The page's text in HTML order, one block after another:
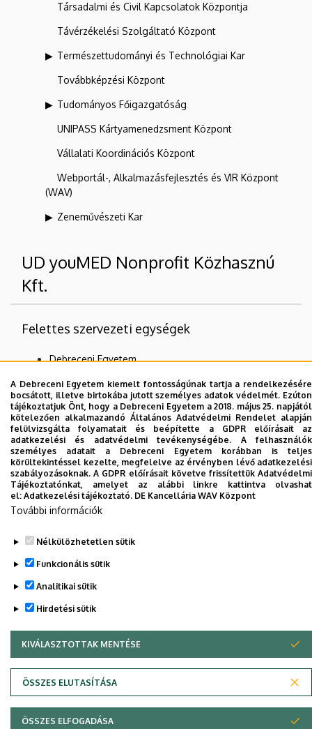
Társadalmi és Civil Kapcsolatok Központja
Távérzékelési Szolgáltató Központ
Természettudományi és Technológiai Kar
Továbbképzési Központ
Tudományos Főigazgatóság
UNIPASS Kártyamenedzsment Központ
Vállalati Koordinációs Központ
Webportál-, Alkalmazásfejlesztés és VIR Központ
(WAV)
Zeneművészeti Kar
UD youMED Nonprofit Közhasznú
Kft.
Felettes szervezeti egységek
Debreceni Egyetem
Külső egységek
Dolgozói adatmódosítás igénylése a DE
telefonkönyvében|Külső személyek rögzítése a
DE telefonkönyvében|Súgó|Hibabejelentés
Szerzői jog © 2026 Unideb
A Debreceni Egyetem kiemelt fontosságúnak tartja a rendelkezésére
bocsátott, illetve birtokába jutott személyes adatok védelmét. Ezúton
tájékoztatjuk Önt, hogy a Debreceni Egyetem a 2018. május 25. napjától
kötelezően alkalmazandó Általános Adatvédelmi Rendelet alapján
felülvizsgálta folyamatait és beépítette a GDPR előírásait az
adatkezelési és adatvédelmi tevékenységébe. A felhasználók
személyes adatait a Debreceni Egyetem korábban is teljes
körültekintéssel kezelte, megfelelve az érvényben lévő adatkezelési
szabályozásoknak. A GDPR előírásait követve frissítettük Adatvédelmi
Tájékoztatónkat, amelyet az alábbi linkre kattintva olvashat
el: Adatkezelési tájékoztató. DE Kancellária WAV Központ
További információk
Nélkülözhetetlen sütik
Funkcionális sütik
Analitikai sütik
Hirdetési sütik
KIVÁLASZTOTTAK MENTÉSE
ÖSSZES ELUTASÍTÁSA
WITHDRAW CONSENT
ÖSSZES ELFOGADÁSA